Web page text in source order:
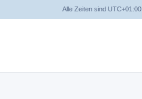
Alle Zeiten sind UTC+01:00